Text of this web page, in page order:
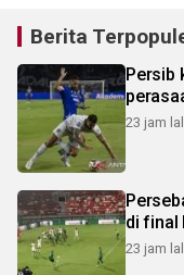
Berita
Persib
23 jam
di final
23 jam